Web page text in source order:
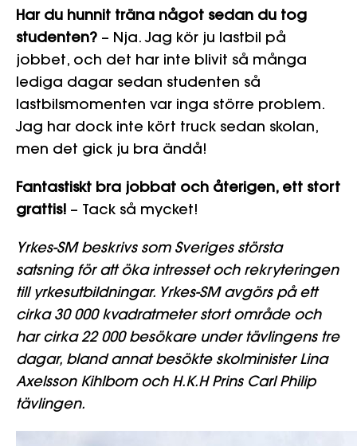
Har du hunnit träna något sedan du tog
studenten? – Nja. Jag kör ju lastbil på
jobbet, och det har inte blivit så många
lediga dagar sedan studenten så
lastbilsmomenten var inga större problem.
Jag har dock inte kört truck sedan skolan,
men det gick ju bra ändå!
Fantastiskt bra jobbat och återigen, ett stort
grattis! – Tack så mycket!
Yrkes-SM beskrivs som Sveriges största
satsning för att öka intresset och rekryteringen
till yrkesutbildningar. Yrkes-SM avgörs på ett
cirka 30 000 kvadratmeter stort område och
har cirka 22 000 besökare under tävlingens tre
dagar, bland annat besökte skolminister Lina
Axelsson Kihlbom och H.K.H Prins Carl Philip
tävlingen.